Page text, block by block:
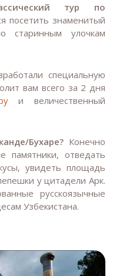
тур по
посетить знаменитый
старинным улочкам
специальную
вам всего за 2 дня
и величественный
Бухаре? Конечно
памятники, отведать
увидеть площадь
у цитадели Арк.
русскоязычные
Узбекистана.